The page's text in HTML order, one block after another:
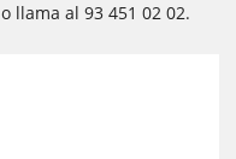
o llama al 93 451 02 02.